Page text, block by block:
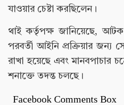
যাওয়ার চেষ্টা করছিলেন।
থাই কর্তৃপক্ষ জানিয়েছে, আটক
পরবর্তী আইনি প্রক্রিয়ার জন্য
রাখা হয়েছে এবং মানবপাচার
শনাক্তে তদন্ত চলছে।
Facebook Comments Box